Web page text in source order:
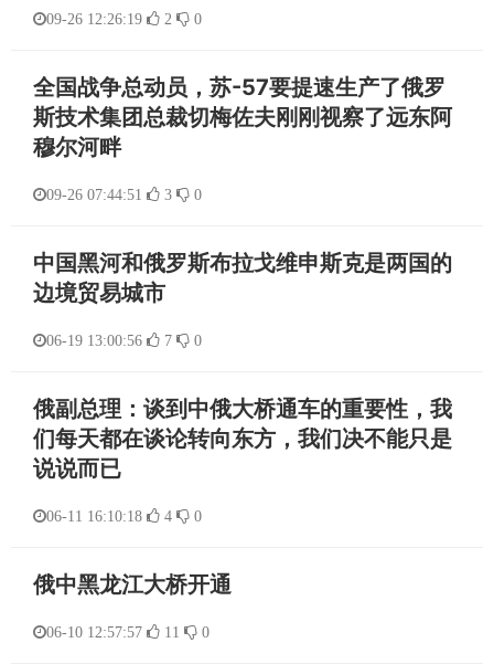
09-26 12:26:19 2 0
全国战争总动员，苏-57要提速生产了俄罗
斯技术集团总裁切梅佐夫刚刚视察了远东阿
穆尔河畔
09-26 07:44:51 3 0
中国黑河和俄罗斯布拉戈维申斯克是两国的
边境贸易城市
06-19 13:00:56 7 0
俄副总理：谈到中俄大桥通车的重要性，我
们每天都在谈论转向东方，我们决不能只是
说说而已
06-11 16:10:18 4 0
俄中黑龙江大桥开通
06-10 12:57:57 11 0